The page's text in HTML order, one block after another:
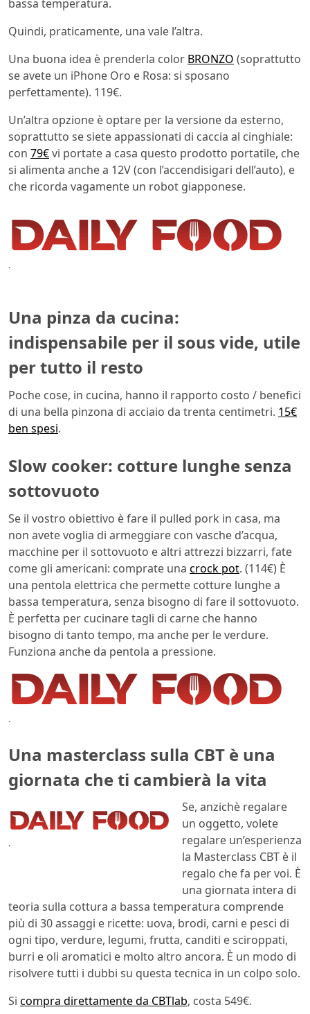
bassa temperatura.
Quindi, praticamente, una vale l’altra.
Una buona idea è prenderla color BRONZO (soprattutto
se avete un iPhone Oro e Rosa: si sposano
perfettamente). 119€.
Un’altra opzione è optare per la versione da esterno,
soprattutto se siete appassionati di caccia al cinghiale:
con 79€vi portate a casa questo prodotto portatile, che
si alimenta anche a 12V (con l’accendisigari dell’auto), e
che ricorda vagamente un robot giapponese.
.
Una pinza da cucina:
indispensabile per il sous vide, utile
per tutto il resto
Poche cose, in cucina, hanno il rapporto costo / benefici
di una bella pinzona di acciaio da trenta centimetri. 15€
ben spesi.
Slow cooker: cotture lunghe senza
sottovuoto
Se il vostro obiettivo è fare il pulled pork in casa, ma
non avete voglia di armeggiare con vasche d’acqua,
macchine per il sottovuoto e altri attrezzi bizzarri, fate
come gli americani: comprate una crock pot. (114€) È
una pentola elettrica che permette cotture lunghe a
bassa temperatura, senza bisogno di fare il sottovuoto.
È perfetta per cucinare tagli di carne che hanno
bisogno di tanto tempo, ma anche per le verdure.
Funziona anche da pentola a pressione.
.
Una masterclass sulla CBT è una
giornata che ti cambierà la vita
.
Se, anzichè regalare
un oggetto, volete
regalare un’esperienza
la Masterclass CBT è il
regalo che fa per voi. È
una giornata intera di
teoria sulla cottura a bassa temperatura comprende
più di 30 assaggi e ricette: uova, brodi, carni e pesci di
ogni tipo, verdure, legumi, frutta, canditi e sciroppati,
burri e oli aromatici e molto altro ancora. È un modo di
risolvere tutti i dubbi su questa tecnica in un colpo solo.
Si compra direttamente da CBTlab, costa 549€.